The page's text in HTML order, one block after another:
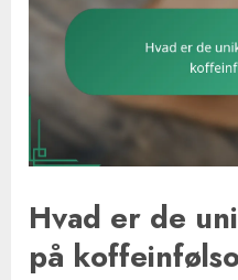
Hvad er de
på